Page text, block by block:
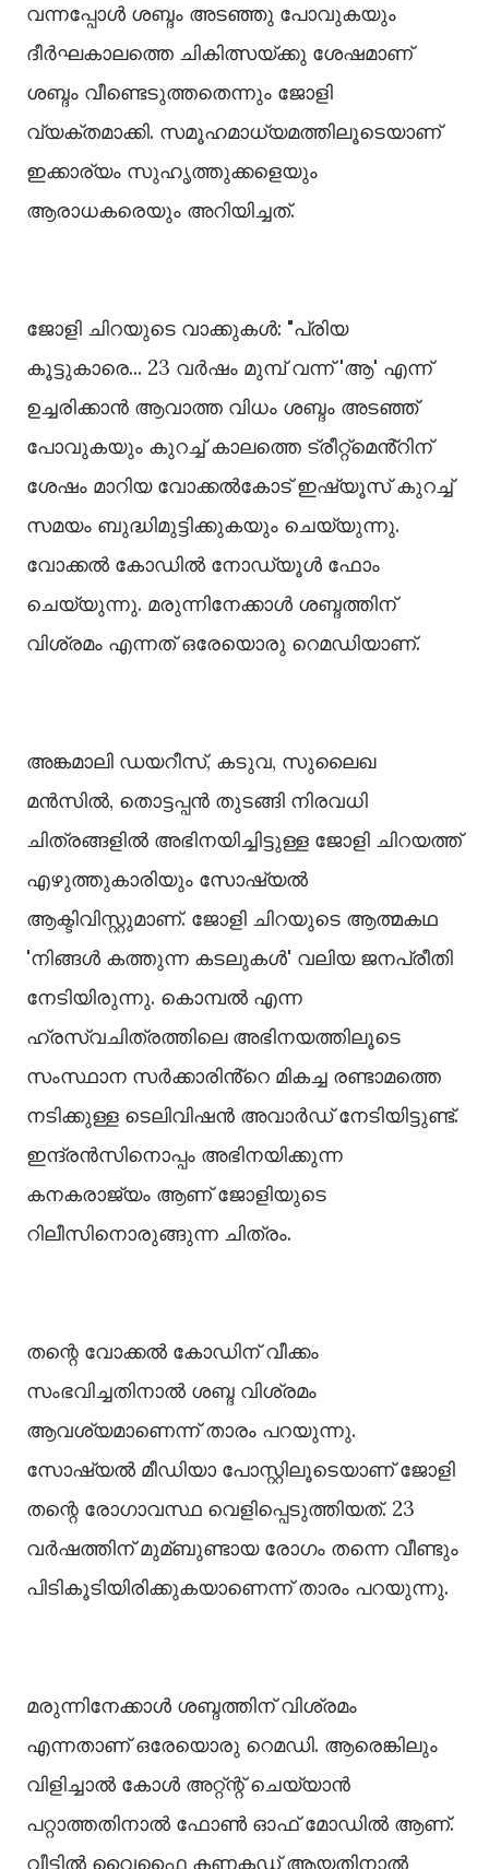
വന്നപ്പോൾ ശബ്ദം അടഞ്ഞു പോവുകയും
ദീർഘകാലത്തെ ചികിത്സയ്ക്കു ശേഷമാണ്
ശബ്ദം വീണ്ടെടുത്തതെന്നും ജോളി
വ്യക്തമാക്കി. സമൂഹമാധ്യമത്തിലൂടെയാണ്
ഇക്കാര്യം സുഹൃത്തുക്കളെയും
ആരാധകരെയും അറിയിച്ചത്.
ജോളി ചിറയുടെ വാക്കുകൾ: "പ്രിയ
കൂട്ടുകാരെ... 23 വർഷം മുമ്പ് വന്ന് 'ആ' എന്ന്
ഉച്ചരിക്കാൻ ആവാത്ത വിധം ശബ്ദം അടഞ്ഞ്
പോവുകയും കുറച്ച് കാലത്തെ ട്രീറ്റ്മെൻ്റിന്
ശേഷം മാറിയ വോക്കൽകോട് ഇഷ്യൂസ് കുറച്ച്
സമയം ബുദ്ധിമുട്ടിക്കുകയും ചെയ്യുന്നു.
വോക്കൽ കോഡിൽ നോഡ്യൂൾ ഫോം
ചെയ്യുന്നു. മരുന്നിനേക്കാൾ ശബ്ദത്തിന്
വിശ്രമം എന്നത് ഒരേയൊരു റെമഡിയാണ്.
അങ്കമാലി ഡയറീസ്, കടുവ, സുലൈഖ
മൻസിൽ, തൊട്ടപ്പൻ തുടങ്ങി നിരവധി
ചിത്രങ്ങളിൽ അഭിനയിച്ചിട്ടുള്ള ജോളി ചിറയത്ത്
എഴുത്തുകാരിയും സോഷ്യൽ
ആക്ടിവിസ്റ്റുമാണ്. ജോളി ചിറയുടെ ആത്മകഥ
'നിങ്ങൾ കത്തുന്ന കടലുകൾ' വലിയ ജനപ്രീതി
നേടിയിരുന്നു. കൊമ്പൽ എന്ന
ഹ്രസ്വചിത്രത്തിലെ അഭിനയത്തിലൂടെ
സംസ്ഥാന സർക്കാരിൻ്റെ മികച്ച രണ്ടാമത്തെ
നടിക്കുള്ള ടെലിവിഷൻ അവാർഡ് നേടിയിട്ടുണ്ട്.
ഇന്ദ്രൻസിനൊപ്പം അഭിനയിക്കുന്ന
കനകരാജ്യം ആണ് ജോളിയുടെ
റിലീസിനൊരുങ്ങുന്ന ചിത്രം.
തന്റെ വോക്കല്‍ കോഡിന് വീക്കം
സംഭവിച്ചതിനാല്‍ ശബ്ദ വിശ്രമം
ആവശ്യമാണെന്ന് താരം പറയുന്നു.
സോഷ്യല്‍ മീഡിയാ പോസ്റ്റിലൂടെയാണ് ജോളി
തന്റെ രോഗാവസ്ഥ വെളിപ്പെടുത്തിയത്. 23
വര്‍ഷത്തിന് മുമ്ബുണ്ടായ രോഗം തന്നെ വീണ്ടും
പിടികൂടിയിരിക്കുകയാണെന്ന് താരം പറയുന്നു.
മരുന്നിനേക്കാള്‍ ശബ്ദത്തിന് വിശ്രമം
എന്നതാണ് ഒരേയൊരു റെമഡി. ആരെങ്കിലും
വിളിച്ചാല്‍ കോള്‍ അറ്റ്ന്റ് ചെയ്യാന്‍
പറ്റാത്തതിനാല്‍ ഫോണ്‍ ഓഫ് മോഡില്‍ ആണ്.
വീട്ടില്‍ വൈഫൈ കണക്റ്റഡ് ആയതിനാല്‍